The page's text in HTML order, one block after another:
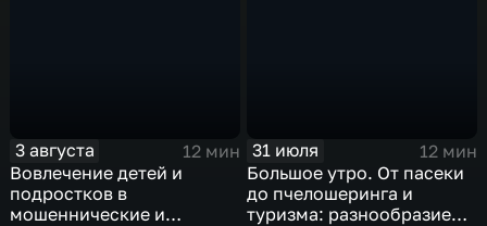
3 августа
12 мин
Вовлечение детей и
подростков в
мошеннические и
31 июля
12 мин
Большое утро. От пасеки
до пчелошеринга и
туризма: разнообразие